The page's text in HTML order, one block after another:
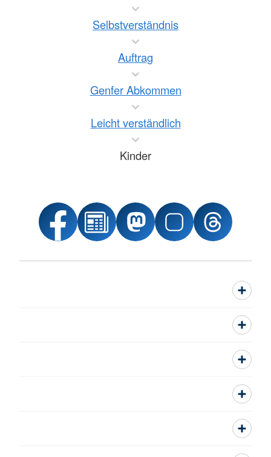
Selbstverständnis
Auftrag
Genfer Abkommen
Leicht verständlich
Kinder